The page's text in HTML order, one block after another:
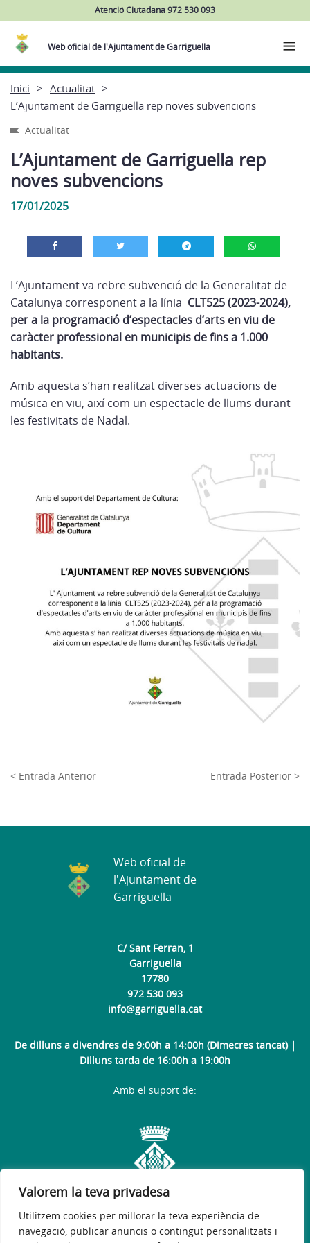
Valorem la teva privadesa
Utilitzem cookies per millorar la teva experiència de
navegació, publicar anuncis o contingut personalitzats i
Atenció Ciutadana 972 530 093
Web oficial de l'Ajuntament de Garriguella
Inici
Actualitat
L’Ajuntament de Garriguella rep noves subvencions
Actualitat
L’Ajuntament de Garriguella rep
noves subvencions
17/01/2025
L’Ajuntament va rebre subvenció de la Generalitat de
Catalunya corresponent a la línia CLT525 (2023-2024),
per a la programació d’espectacles d’arts en viu de
caràcter professional en municipis de fins a 1.000
habitants.
Amb aquesta s’han realitzat diverses actuacions de
música en viu, així com un espectacle de llums durant
les festivitats de Nadal.
< Entrada Anterior Entrada Posterior >
C/ Sant Ferran, 1
Garriguella
17780
972 530 093
info@garriguella.cat
De dilluns a divendres de 9:00h a 14:00h (Dimecres tancat) |
Dilluns tarda de 16:00h a 19:00h
Web oficial de
l'Ajuntament de
Garriguella
Amb el suport de: